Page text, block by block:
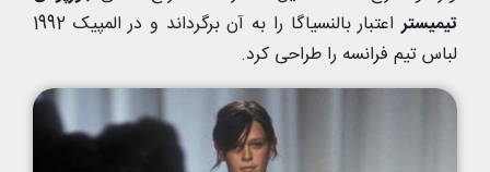
تیمیستر
اعتبار بالنسیاگا را به آن برگرداند و در المپیک 1992
لباس تیم فرانسه را طراحی کرد.